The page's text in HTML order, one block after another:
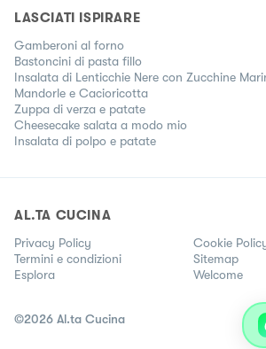
LASCIATI ISPIRARE
Gamberoni al forno
Bastoncini di pasta fillo
Insalata di Lenticchie Nere con Zucchine
Mandorle e Cacioricotta
Zuppa di verza e patate
Cheesecake salata a modo mio
Insalata di polpo e patate
AL.TA CUCINA
Privacy Policy
Cookie
Termini e condizioni
Sitemap
Esplora
Welcome
©2026 Al.ta Cucina